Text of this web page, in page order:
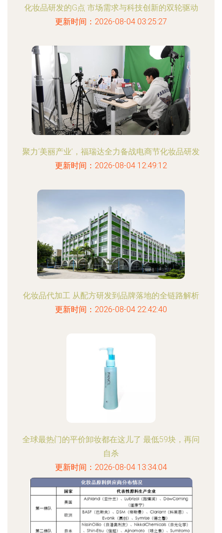
化妆品研发的G点 市场需求与科技创新的双轮驱动
更新时间：2026-08-04 03:25:27
聚力‘美丽产业’，福瑞达全力备战电商节化妆品研发
更新时间：2026-08-04 12:49:12
化妆品代加工 从配方研发到品牌落地的全链路解析
更新时间：2026-08-04 22:42:40
全球最热门的平价卸妆都在这儿了 最低59块，再问
自杀
更新时间：2026-08-04 13:34:04